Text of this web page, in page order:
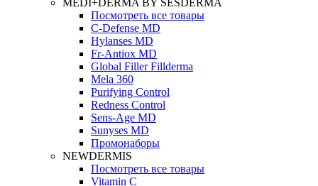
MEDI+DERMA BY SESDERMA
Посмотреть все товары
C-Defense MD
Hylanses MD
Fr‑Antiox MD
Global Filler Fillderma
Mela 360
Purifying Control
Redness Control
Sens-Age MD
Sunyses MD
Промонаборы
NEWDERMIS
Посмотреть все товары
Vitamin C